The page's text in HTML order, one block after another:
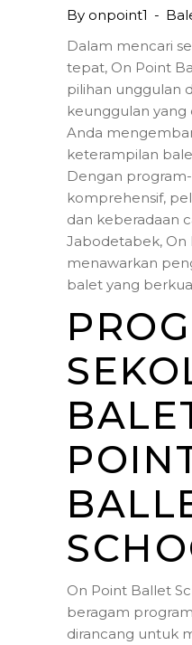
By onpoint1
Dalam mencari
tepat, On Point
pilihan unggulan
keunggulan
Anda
keterampilan
Dengan
komprehensif,
dan keberadaan
Jabodetabek, On
menawarkan
balet yang
On Point Ballet
beragam
dirancang untuk